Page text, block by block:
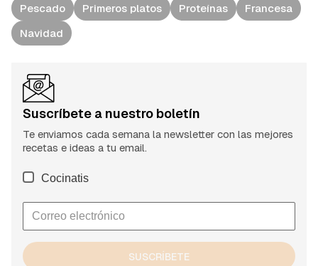
Pescado Primeros platos Proteínas
Francesa
Navidad
Suscríbete a nuestro boletín
Te enviamos cada semana la newsletter con las mejores
recetas e ideas a tu email.
Cocinatis
SUSCRÍBETE